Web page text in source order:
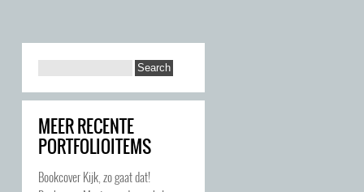
MEER RECENTE
PORTFOLIOITEMS
Bookcover Kijk, zo gaat dat!